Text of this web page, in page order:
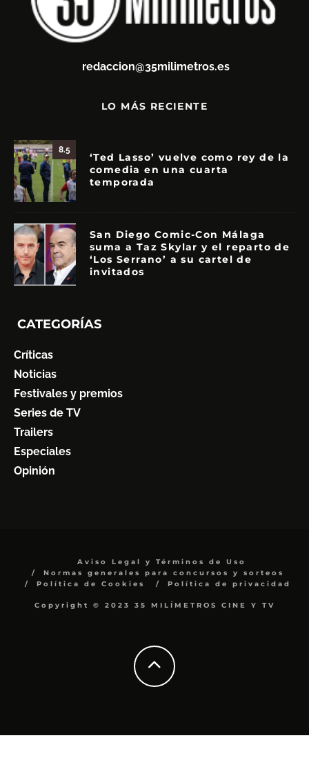
redaccion@35milimetros.es
LO MÁS RECIENTE
8.5
‘Ted Lasso’ vuelve como rey de la
comedia en una cuarta
temporada
San Diego Comic-Con Málaga
suma a Taz Skylar y el reparto de
‘Los Serrano’ a su cartel de
invitados
CATEGORÍAS
Críticas
Noticias
Festivales y premios
Series de TV
Trailers
Especiales
Opinión
Aviso Legal y Términos de Uso
Normas generales para concursos y sorteos
Política de Cookies
Política de privacidad
Copyright © 2023 35 MILÍMETROS CINE Y TV